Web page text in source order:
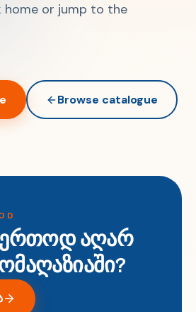
home or jump to the
Browse catalogue
აღარ